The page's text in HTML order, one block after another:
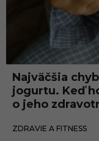
j
o
g
u
Najväčšia
jogurtu. Keď
o jeho
ZDRAVIE A FITNESS